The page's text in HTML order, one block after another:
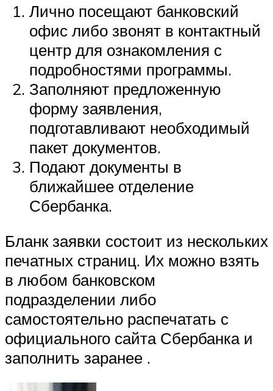
Лично посещают банковский
офис либо звонят в контактный
центр для ознакомления с
подробностями программы.
Заполняют предложенную
форму заявления,
подготавливают необходимый
пакет документов.
Подают документы в
ближайшее отделение
Сбербанка.
Бланк заявки состоит из нескольких
печатных страниц. Их можно взять
в любом банковском
подразделении либо
самостоятельно распечатать с
официального сайта Сбербанка и
заполнить заранее .